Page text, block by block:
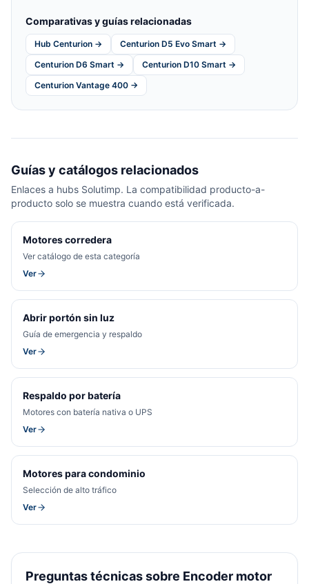
Comparativas y guías relacionadas
Hub Centurion →
Centurion D5 Evo Smart →
Centurion D6 Smart →
Centurion D10 Smart →
Centurion Vantage 400 →
Guías y catálogos relacionados
Enlaces a hubs Solutimp. La compatibilidad producto-a-
producto solo se muestra cuando está verificada.
Motores corredera
Ver catálogo de esta categoría
Ver
Abrir portón sin luz
Guía de emergencia y respaldo
Ver
Respaldo por batería
Motores con batería nativa o UPS
Ver
Motores para condominio
Selección de alto tráfico
Ver
Preguntas técnicas sobre Encoder motor